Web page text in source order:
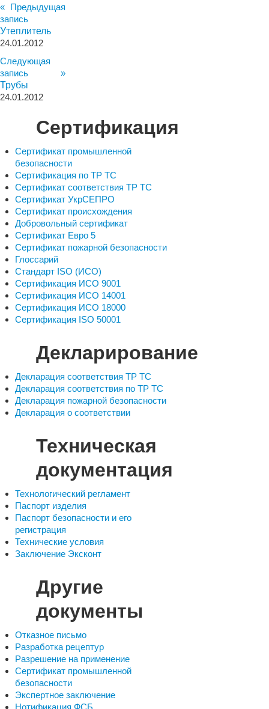
« Предыдущая
запись
Утеплитель
24.01.2012
Следующая
запись »
Трубы
24.01.2012
Сертификация
Сертификат промышленной
безопасности
Сертификация по ТР ТС
Сертификат соответствия ТР ТС
Сертификат УкрСЕПРО
Сертификат происхождения
Добровольный сертификат
Сертификат Евро 5
Сертификат пожарной безопасности
Глоссарий
Стандарт ISO (ИСО)
Сертификация ИСО 9001
Сертификация ИСО 14001
Сертификация ИСО 18000
Сертификация ISO 50001
Декларирование
Декларация соответствия ТР ТС
Декларация соответствия по ТР ТС
Декларация пожарной безопасности
Декларация о соответствии
Техническая
документация
Технологический регламент
Паспорт изделия
Паспорт безопасности и его
регистрация
Технические условия
Заключение Эксконт
Другие
документы
Отказное письмо
Разработка рецептур
Разрешение на применение
Сертификат промышленной
безопасности
Экспертное заключение
Нотификация ФСБ